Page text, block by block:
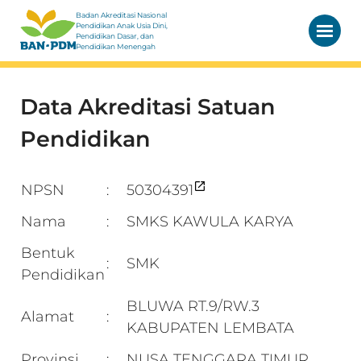
Badan Akreditasi Nasional
Pendidikan Anak Usia Dini,
Pendidikan Dasar, dan
Pendidikan Menengah
Data Akreditasi Satuan
Pendidikan
NPSN :
50304391
Nama
:
SMKS KAWULA KARYA
Bentuk
Pendidikan
: SMK
Alamat :
BLUWA RT.9/RW.3
KABUPATEN LEMBATA